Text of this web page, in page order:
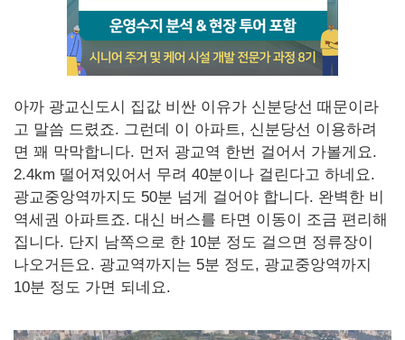
아까 광교신도시 집값 비싼 이유가 신분당선 때문이라
고 말씀 드렸죠. 그런데 이 아파트, 신분당선 이용하려
면 꽤 막막합니다. 먼저 광교역 한번 걸어서 가볼게요.
2.4km 떨어져있어서 무려 40분이나 걸린다고 하네요.
광교중앙역까지도 50분 넘게 걸어야 합니다. 완벽한 비
역세권 아파트죠. 대신 버스를 타면 이동이 조금 편리해
집니다. 단지 남쪽으로 한 10분 정도 걸으면 정류장이
나오거든요. 광교역까지는 5분 정도, 광교중앙역까지
10분 정도 가면 되네요.